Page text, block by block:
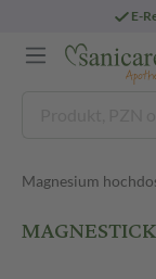
E-
Magnesium